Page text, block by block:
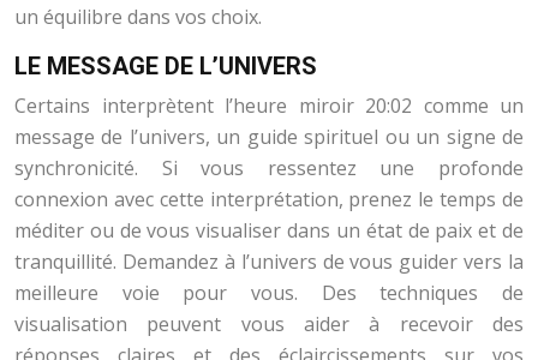
un équilibre dans vos choix.
LE MESSAGE DE L’UNIVERS
Certains interprètent l’heure miroir 20:02 comme un
message de l’univers, un guide spirituel ou un signe de
synchronicité. Si vous ressentez une profonde
connexion avec cette interprétation, prenez le temps de
méditer ou de vous visualiser dans un état de paix et de
tranquillité. Demandez à l’univers de vous guider vers la
meilleure voie pour vous. Des techniques de
visualisation peuvent vous aider à recevoir des